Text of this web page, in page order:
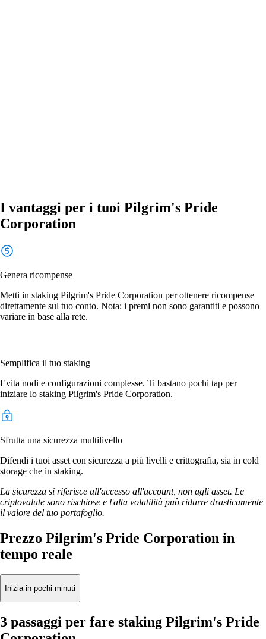
I vantaggi per i tuoi Pilgrim's Pride
Corporation
Genera ricompense
Metti in staking Pilgrim's Pride Corporation per ottenere ricompense
direttamente sul tuo conto. Nota: i premi non sono garantiti e possono
variare in base alla rete.
Semplifica il tuo staking
Evita nodi e configurazioni complesse. Ti bastano pochi tap per
iniziare lo staking Pilgrim's Pride Corporation.
Sfrutta una sicurezza multilivello
Difendi i tuoi asset con sicurezza a più livelli e crittografia, sia in cold
storage che in staking.
La sicurezza si riferisce all'accesso all'account, non agli asset. Le
criptovalute sono rischiose e l'alta volatilità può ridurre drasticamente
il valore del tuo portafoglio.
Prezzo Pilgrim's Pride Corporation in
tempo reale
Inizia in pochi minuti
3 passaggi per fare staking Pilgrim's Pride